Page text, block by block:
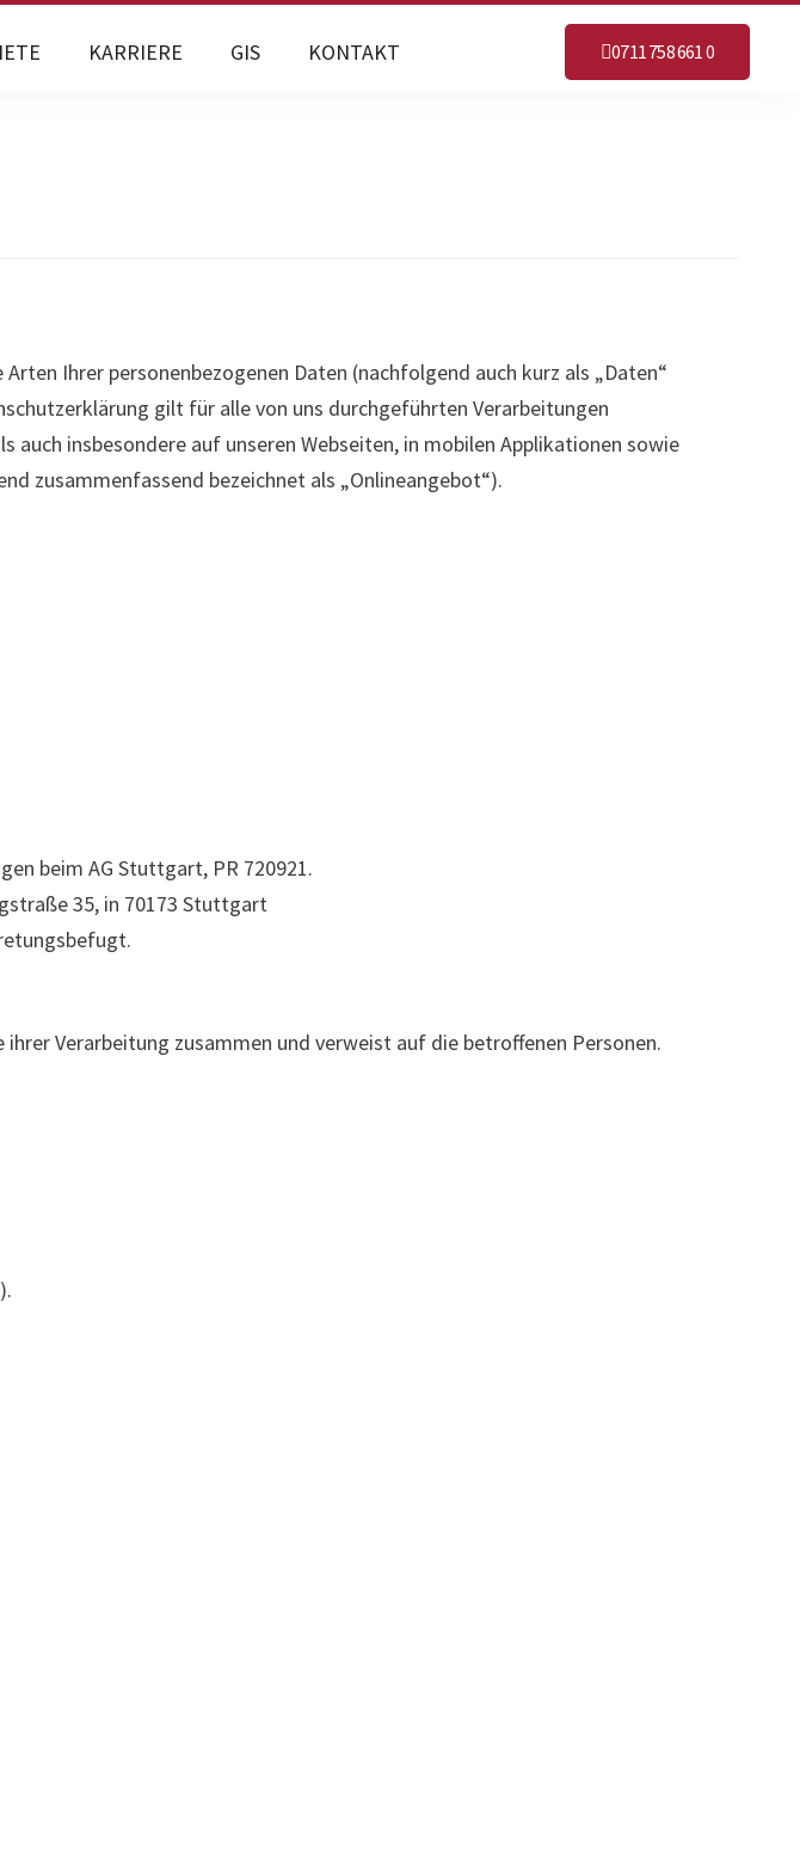
KARRIERE GIS KONTAKT 0711 758 661 0
Ihrer personenbezogenen Daten (nachfolgend auch kurz als „Daten“
gilt für alle von uns durchgeführten Verarbeitungen
insbesondere auf unseren Webseiten, in mobilen Applikationen sowie
zusammenfassend bezeichnet als „Onlineangebot“).
beim AG Stuttgart, PR 720921.
35, in 70173 Stuttgart
Verarbeitung zusammen und verweist auf die betroffenen Personen.